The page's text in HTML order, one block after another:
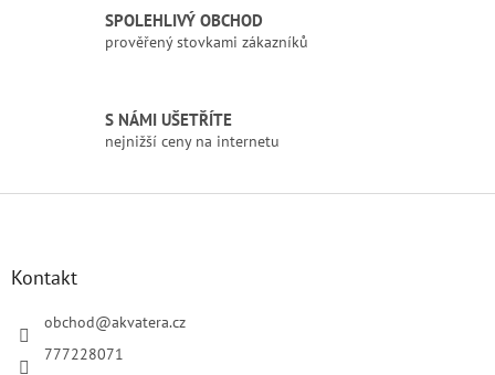
y
v
u
SPOLEHLIVÝ OBCHOD
prověřený stovkami zákazníků
S NÁMI UŠETŘÍTE
nejnižší ceny na internetu
Kontakt
obchod@akvatera.cz
777228071